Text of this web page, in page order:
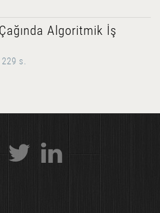
Algoritmik İş
s.